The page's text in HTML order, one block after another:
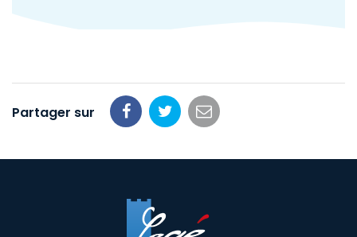
Partager sur
Partager
Facebook
Partager
Twitter
Partager
email